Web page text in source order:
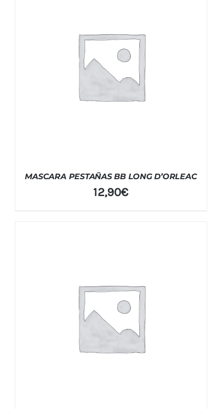
MASCARA PESTAÑAS BB LONG D’ORLEAC
12,90€